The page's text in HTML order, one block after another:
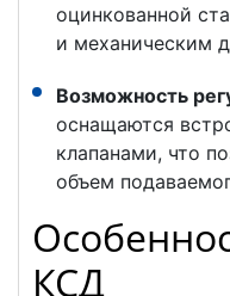
оцинкованной
и механическим
Возможность
оснащаются
клапанами, что
объем
КСД